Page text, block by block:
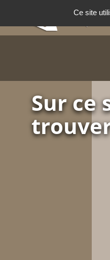
Et
Abris
Faites
Ce site